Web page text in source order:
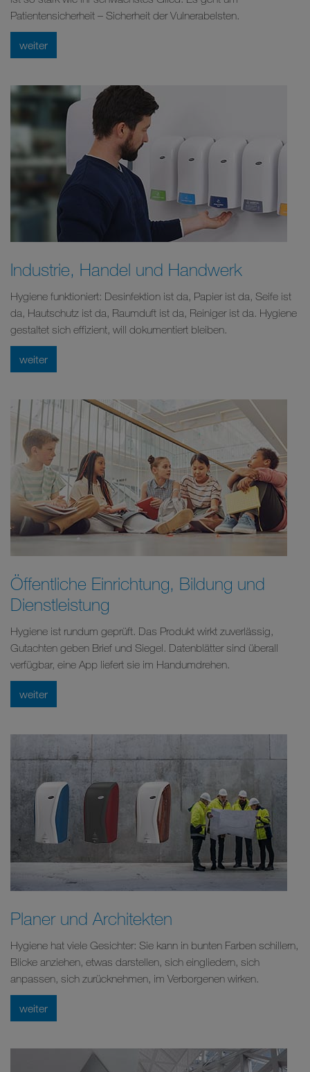
Patientensicherheit – Sicherheit der Vulnerabelsten.
weiter
Industrie, Handel und Handwerk
Hygiene funktioniert: Desinfektion ist da, Papier ist da, Seife ist
da, Hautschutz ist da, Raumduft ist da, Reiniger ist da. Hygiene
gestaltet sich effizient, will dokumentiert bleiben.
weiter
Öffentliche Einrichtung, Bildung und
Dienstleistung
Hygiene ist rundum geprüft. Das Produkt wirkt zuverlässig,
Gutachten geben Brief und Siegel. Datenblätter sind überall
verfügbar, eine App liefert sie im Handumdrehen.
weiter
Planer und Architekten
Hygiene hat viele Gesichter: Sie kann in bunten Farben schillern,
Blicke anziehen, etwas darstellen, sich eingliedern, sich
anpassen, sich zurücknehmen, im Verborgenen wirken.
weiter